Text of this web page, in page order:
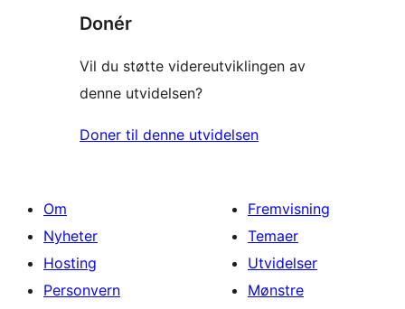
Donér
Vil du støtte videreutviklingen av
denne utvidelsen?
Doner til denne utvidelsen
Om
Nyheter
Hosting
Personvern
Fremvisning
Temaer
Utvidelser
Mønstre